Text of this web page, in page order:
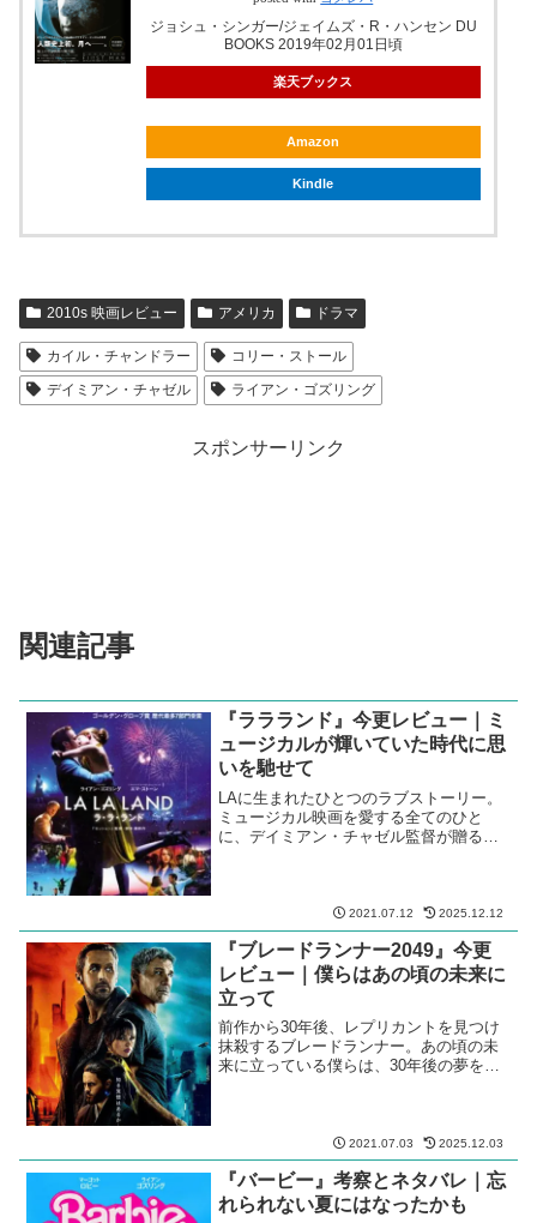
ジョシュ・シンガー/ジェイムズ・R・ハンセン DU
BOOKS 2019年02月01日頃
楽天ブックス
Amazon
Kindle
2010s 映画レビュー アメリカ ドラマ
カイル・チャンドラー
コリー・ストール
デイミアン・チャゼル
ライアン・ゴズリング
スポンサーリンク
関連記事
『ララランド』今更レビュー｜ミ
ュージカルが輝いていた時代に思
いを馳せて
LAに生まれたひとつのラブストーリー。
ミュージカル映画を愛する全てのひと
に、デイミアン・チャゼル監督が贈る傑
2021.07.12 2025.12.12
『ブレードランナー2049』今更
レビュー｜僕らはあの頃の未来に
立って
前作から30年後、レプリカントを見つけ
抹殺するブレードランナー。あの頃の未
来に立っている僕らは、30年後の夢を見
2021.07.03 2025.12.03
『バービー』考察とネタバレ｜忘
れられない夏にはなったかも